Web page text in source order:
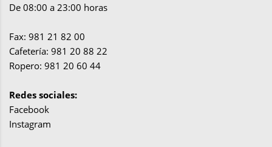
De 08:00 a 23:00 horas
Fax: 981 21 82 00
Cafetería: 981 20 88 22
Ropero: 981 20 60 44
Redes sociales:
Facebook
Instagram